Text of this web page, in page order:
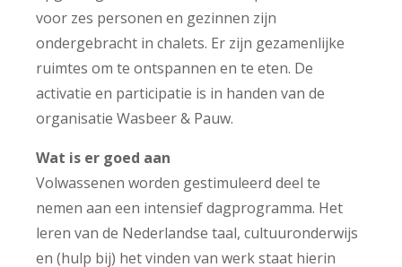
voor zes personen en gezinnen zijn
ondergebracht in chalets. Er zijn gezamenlijke
ruimtes om te ontspannen en te eten. De
activatie en participatie is in handen van de
organisatie Wasbeer & Pauw.
Wat is er goed aan
Volwassenen worden gestimuleerd deel te
nemen aan een intensief dagprogramma. Het
leren van de Nederlandse taal, cultuuronderwijs
en (hulp bij) het vinden van werk staat hierin